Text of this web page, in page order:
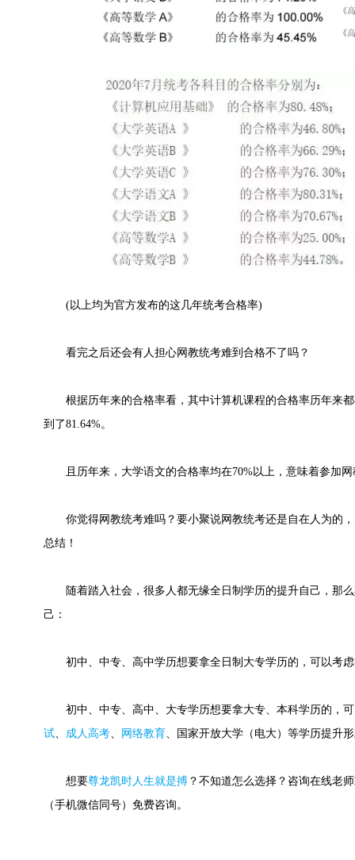
(以上均为官方发布的这几年统考合格率)
看完之后还会有人担心网教统考难到合格不了吗？
根据历年来的合格率看，其中计算机课程的合格率历年来都
到了81.64%。
且历年来，大学语文的合格率均在70%以上，意味着参加网
你觉得网教统考难吗？要小聚说网教统考还是自在人为的，
总结！
随着踏入社会，很多人都无缘全日制学历的提升自己，那么
己：
初中、中专、高中学历想要拿全日制大专学历的，可以考虑
初中、中专、高中、大专学历想要拿大专、本科学历的，可
试、 成人高考、 网络教育、国家开放大学（电大）等学历提升
想要尊龙凯时人生就是搏 ？不知道怎么选择？咨询在线老
（手机微信同号）免费咨询。